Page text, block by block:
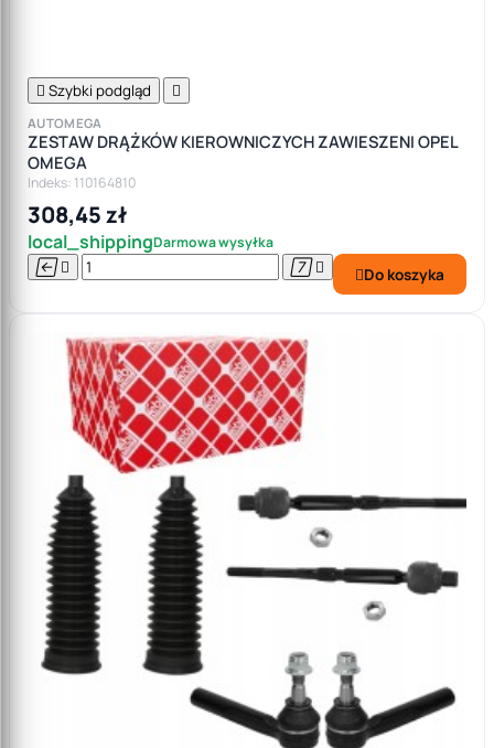
 Szybki podgląd 
AUTOMEGA
ZESTAW DRĄŻKÓW KIEROWNICZYCH ZAWIESZENI OPEL
OMEGA
Indeks: 110164810
308,45 zł
local_shippingDarmowa wysyłka
    Do koszyka